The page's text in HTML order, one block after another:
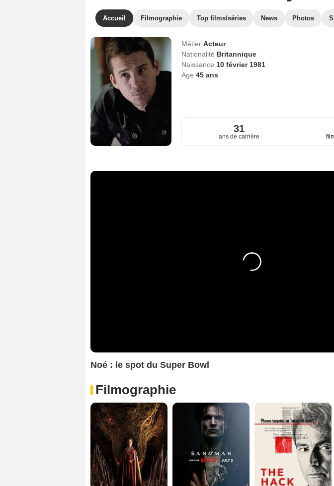
Accueil Filmographie Top films/séries News Photos
Métier Acteur
Nationalité Britannique
Naissance 10 février 1981
Age 45ans
31
ans de carrière
Noé : le spot du Super Bowl
Filmographie